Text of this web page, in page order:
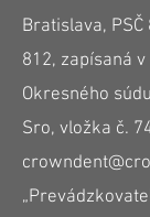
Bratislava, PSČ
812, zapísaná
Okresného
Sro, vložka č.